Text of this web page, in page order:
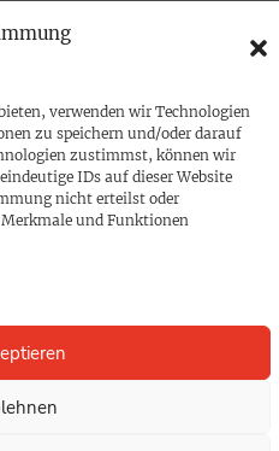
verwenden wir Technologien
zu speichern und/oder darauf
zustimmst, können wir
IDs auf dieser Website
nicht erteilst oder
und Funktionen